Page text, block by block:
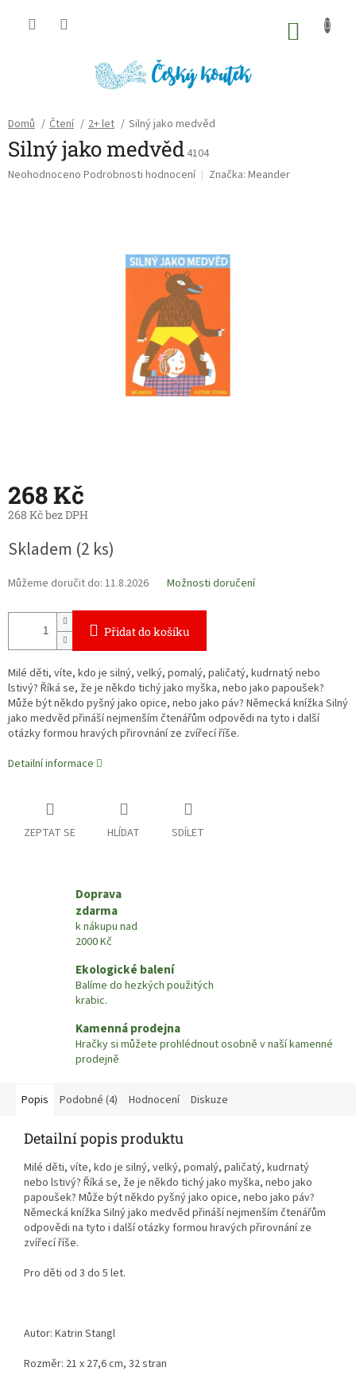
Domů / Čtení / 2+ let / Silný jako medvěd
Silný jako medvěd 4104
Průměrné
Neohodnoceno Podrobnosti hodnocení Značka: Meander
268 Kč
268 Kč bez DPH
cena:
Skladem (2 ks)
Můžeme doručit do: 11.8.2026 Možnosti doručení
Přidat do košíku
Milé děti, víte, kdo je silný, velký, pomalý, paličatý, kudrnatý nebo
lstivý? Říká se, že je někdo tichý jako myška, nebo jako papoušek?
Může být někdo pyšný jako opice, nebo jako páv? Německá knížka Silný
jako medvěd přináší nejmenším čtenářům odpovědi na tyto i další
otázky formou hravých přirovnání ze zvířecí říše.
Detailní informace
ZEPTAT SE HLÍDAT SDÍLET
Doprava
zdarma
k nákupu nad
2000 Kč
Ekologické balení
Balíme do hezkých použitých
krabic.
Kamenná prodejna
Hračky si můžete prohlédnout osobně v naší kamenné
prodejně
Popis Podobné (4) Hodnocení Diskuze
Detailní popis produktu
Milé děti, víte, kdo je silný, velký, pomalý, paličatý, kudrnatý
nebo lstivý? Říká se, že je někdo tichý jako myška, nebo jako
papoušek? Může být někdo pyšný jako opice, nebo jako páv?
Německá knížka Silný jako medvěd přináší nejmenším čtenářům
odpovědi na tyto i další otázky formou hravých přirovnání ze
zvířecí říše.
Pro děti od 3 do 5 let.
Autor: Katrin Stangl
Rozměr: 21 x 27,6 cm, 32 stran